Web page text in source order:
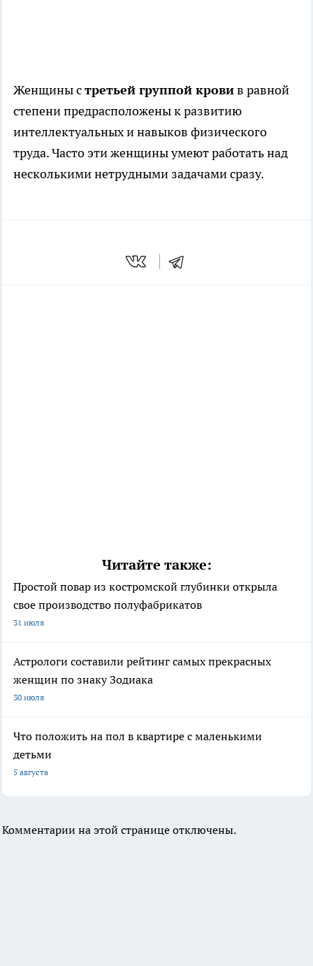
Женщины стретьей группой кровив равной
степени предрасположены к развитию
интеллектуальных и навыков физического
труда. Часто эти женщины умеют работать над
несколькими нетрудными задачами сразу.
Читайте также:
Простой повар из костромской глубинки открыла
свое производство полуфабрикатов
31 июля
Астрологи составили рейтинг самых прекрасных
женщин по знаку Зодиака
30 июля
Что положить на пол в квартире с маленькими
детьми
5 августа
Комментарии на этой странице отключены.